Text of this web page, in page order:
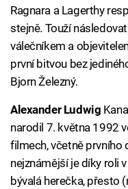
Ragnara a Lagerthy
stejně. Touží
válečníkem a
první bitvou bez
Bjorn Železný.
Alexander Ludwig
narodil 7. května 1992
filmech, včetně prvního
nejznámější je díky roli
bývalá herečka, přesto